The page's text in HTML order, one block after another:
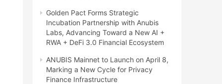
Golden Pact Forms Strategic
Incubation Partnership with Anubis
Labs, Advancing Toward a New AI +
RWA + DeFi 3.0 Financial Ecosystem
ANUBIS Mainnet to Launch on April 8,
Marking a New Cycle for Privacy
Finance Infrastructure